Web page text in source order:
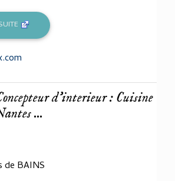
d'interieur : Cuisine
...
de BAINS